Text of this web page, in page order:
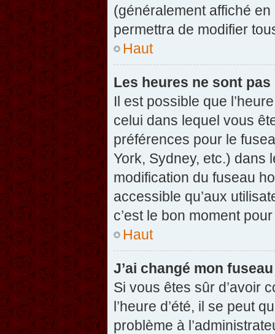
(généralement affiché
permettra de modifier
Haut
Les heures ne sont
Il est possible que
celui dans lequel vous
préférences pour le
York, Sydney, etc.) dans
modification du fuseau
accessible qu’aux
c’est le bon moment
Haut
J’ai changé mon
Si vous êtes sûr d’avoir
l’heure d’été, il se peut
problème à